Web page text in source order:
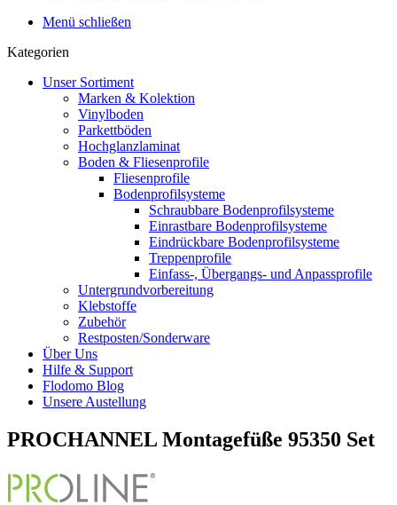
Menü schließen
Kategorien
Unser Sortiment
Marken & Kolektion
Vinylboden
Parkettböden
Hochglanzlaminat
Boden & Fliesenprofile
Fliesenprofile
Bodenprofilsysteme
Schraubbare Bodenprofilsysteme
Einrastbare Bodenprofilsysteme
Eindrückbare Bodenprofilsysteme
Treppenprofile
Einfass-, Übergangs- und Anpassprofile
Untergrundvorbereitung
Klebstoffe
Zubehör
Restposten/Sonderware
Über Uns
Hilfe & Support
Flodomo Blog
Unsere Austellung
PROCHANNEL Montagefüße 95350 Set